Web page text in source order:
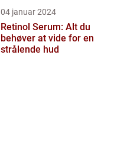
04 januar 2024
Retinol Serum: Alt du
behøver at vide for en
strålende hud